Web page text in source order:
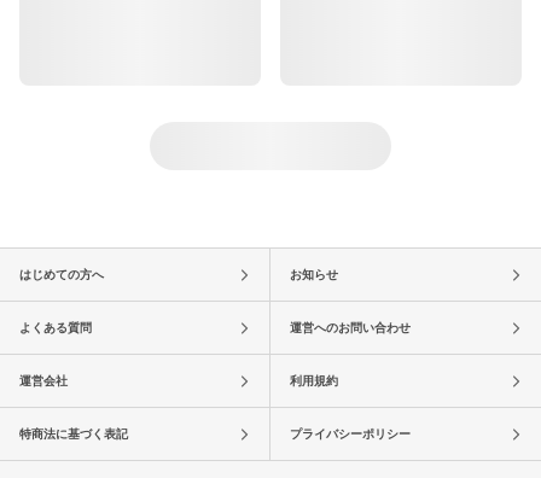
はじめての方へ お知らせ
よくある質問 運営へのお問い合わせ
運営会社 利用規約
特商法に基づく表記 プライバシーポリシー